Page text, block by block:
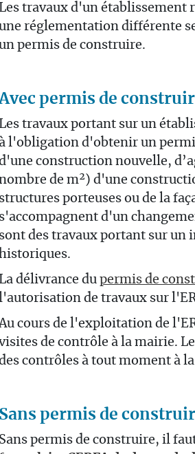
travaux d'un établissement
réglementation différente
permis de construire.
permis de
travaux portant sur un
l'obligation d'obtenir un
construction nouvelle,
de m²) d'une
structures porteuses ou de la
s'accompagnent d'un
sont des travaux portant sur un
délivrance du permis de
de travaux sur
cours de l'exploitation de
de contrôle à la mairie.
contrôles à tout moment à
Sans permis de
Sans permis de construire, il